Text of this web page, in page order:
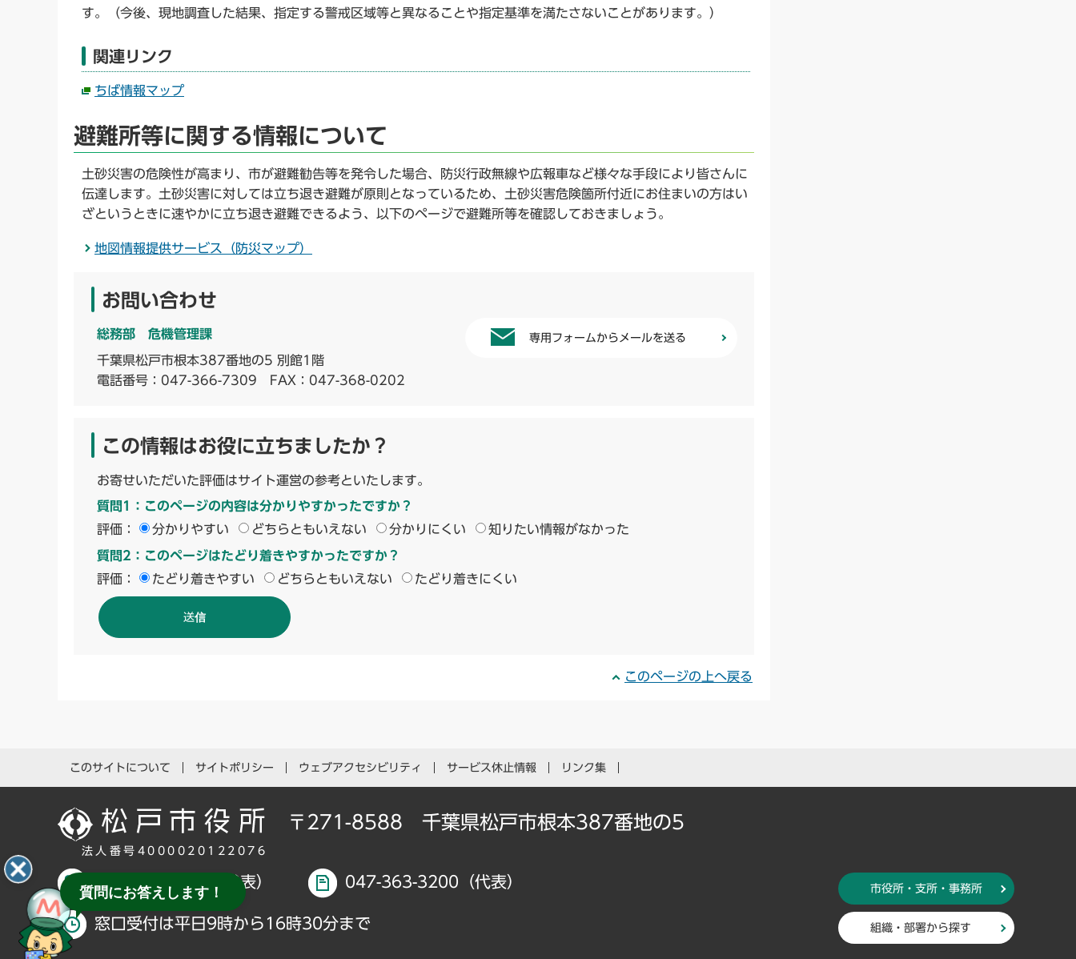
す。（今後、現地調査した結果、指定する警戒区域等と異なることや指定基準を満たさないことがあります。）
関連リンク
ちば情報マップ
避難所等に関する情報について
土砂災害の危険性が高まり、市が避難勧告等を発令した場合、防災行政無線や広報車など様々な手段により皆さんに
伝達します。土砂災害に対しては立ち退き避難が原則となっているため、土砂災害危険箇所付近にお住まいの方はい
ざというときに速やかに立ち退き避難できるよう、以下のページで避難所等を確認しておきましょう。
地図情報提供サービス（防災マップ）
お問い合わせ
総務部 危機管理課
千葉県松戸市根本387番地の5 別館1階
電話番号： 047-366-7309 FAX：047-368-0202
専用フォームからメールを送る
この情報はお役に立ちましたか？
お寄せいただいた評価はサイト運営の参考といたします。
質問1：このページの内容は分かりやすかったですか？
評価：
分かりやすい どちらともいえない 分かりにくい 知りたい情報がなかった
質問2：このページはたどり着きやすかったですか？
評価：
たどり着きやすい どちらともいえない たどり着きにくい
このページの上へ戻る
このサイトについて サイトポリシー ウェブアクセシビリティ サービス休止情報 リンク集
法人番号4000020122076
〒271-8588 千葉県松戸市根本387番地の5
047-366-1111（代表） 047-363-3200（代表）
窓口受付は平日9時から16時30分まで
市役所・支所・事務所
組織・部署から探す
質問にお答えします！